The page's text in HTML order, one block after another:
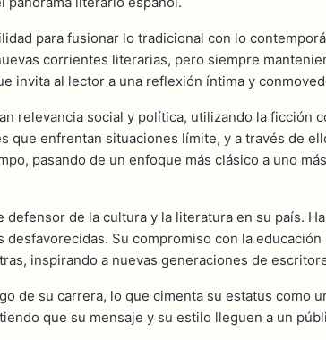
para fusionar lo tradicional con lo
corrientes literarias, pero siempre
invita al lector a una reflexión íntima y
relevancia social y política, utilizando la ficción
que enfrentan situaciones límite, y a través de
pasando de un enfoque más clásico a uno
de la cultura y la literatura en su país.
Su compromiso con la
inspirando a nuevas generaciones de
de su carrera, lo que cimenta su estatus como
que su mensaje y su estilo lleguen a un